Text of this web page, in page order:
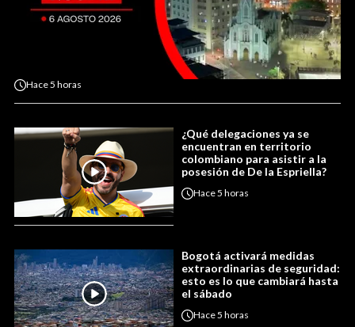
Hace5 horas
¿Qué delegaciones ya se
encuentran en territorio
colombiano para asistir a la
posesión de De la Espriella?
Hace5 horas
Bogotá activará medidas
extraordinarias de seguridad:
esto es lo que cambiará hasta
el sábado
Hace5 horas